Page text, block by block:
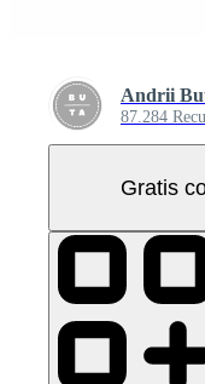
Andrii
87.284
Gratis